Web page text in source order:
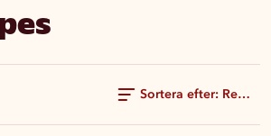
Sortera efter: